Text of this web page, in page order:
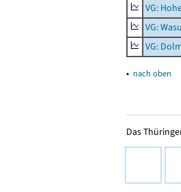
VG:
VG:
VG:
▴ nach oben
Das